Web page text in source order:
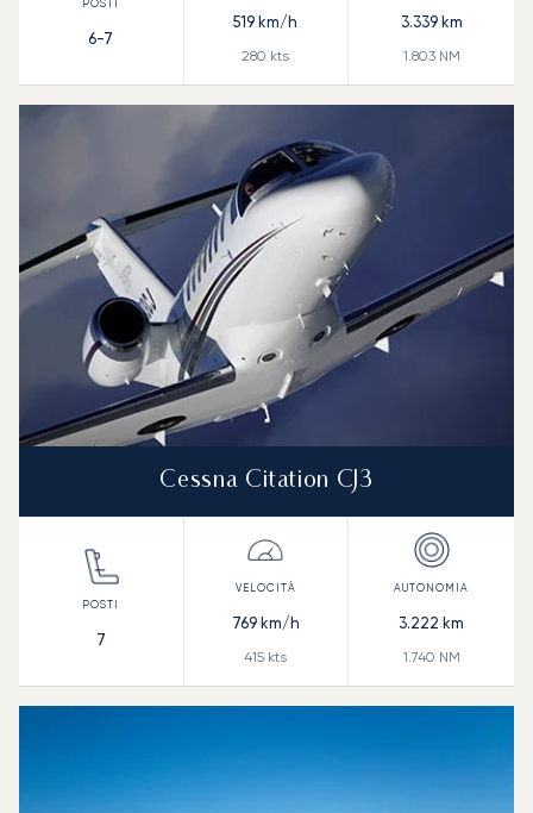
6-7
519 km/h
280 kts
3.339km
1.803NM
Cessna Citation CJ3
7
769km/h
415 kts
3.222 km
1.740 NM